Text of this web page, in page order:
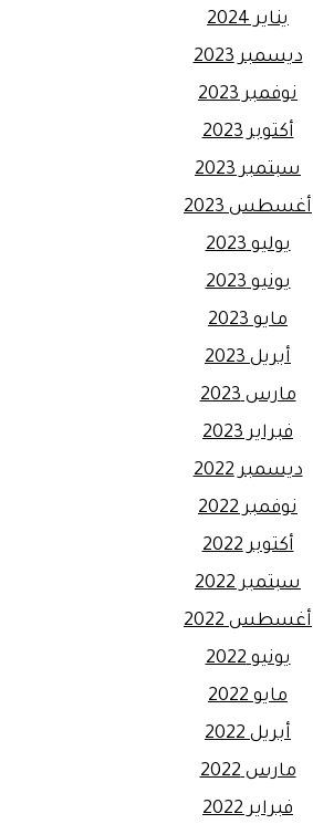
يناير 2024
ديسمبر 2023
نوفمبر 2023
أكتوبر 2023
سبتمبر 2023
أغسطس 2023
يوليو 2023
يونيو 2023
مايو 2023
أبريل 2023
مارس 2023
فبراير 2023
ديسمبر 2022
نوفمبر 2022
أكتوبر 2022
سبتمبر 2022
أغسطس 2022
يونيو 2022
مايو 2022
أبريل 2022
مارس 2022
فبراير 2022